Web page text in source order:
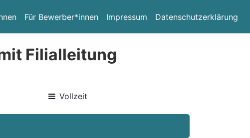
Für Bewerber*innen Impressum Datenschutzerklärung
Filialleitung
Vollzeit